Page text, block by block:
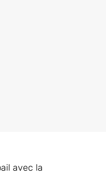
avec la